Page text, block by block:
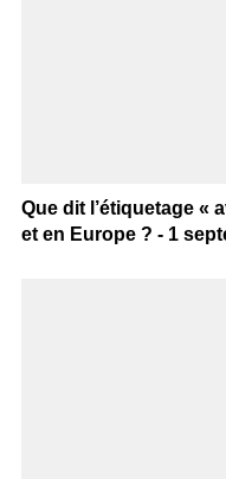
Que dit l’étiquetage «
et en Europe ? - 1